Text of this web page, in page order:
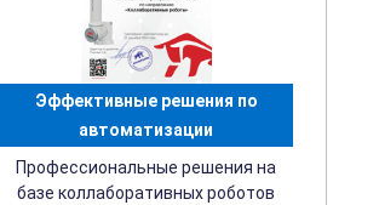
Эффективные решения по
автоматизации
Профессиональные решения на
базе коллаборативных роботов